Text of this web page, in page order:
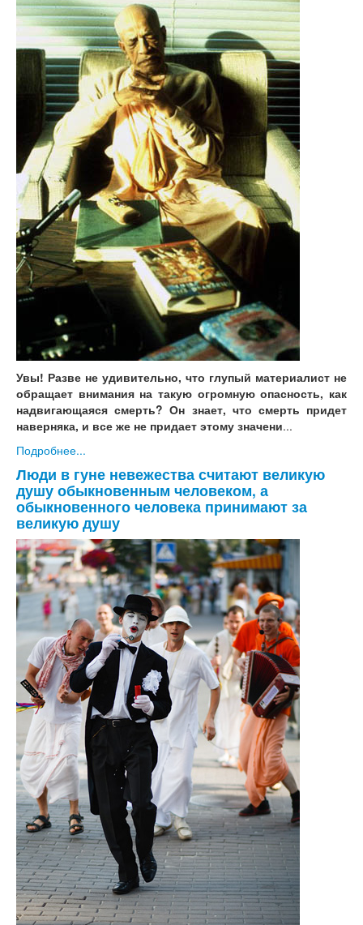
Увы! Разве не удивительно, что глупый материалист не
обращает внимания на такую огромную опасность, как
надвигающаяся смерть? Он знает, что смерть придет
наверняка, и все же не придает этому значени...
Подробнее...
Люди в гуне невежества считают великую
душу обыкновенным человеком, а
обыкновенного человека принимают за
великую душу